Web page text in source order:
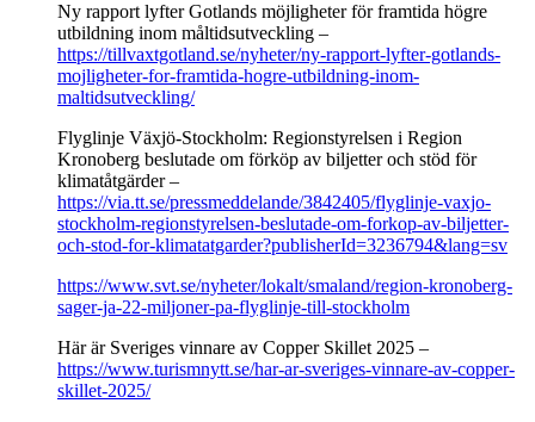
Ny rapport lyfter Gotlands möjligheter för framtida högre
utbildning inom måltidsutveckling –
https://tillvaxtgotland.se/nyheter/ny-rapport-lyfter-gotlands-
mojligheter-for-framtida-hogre-utbildning-inom-
maltidsutveckling/
Flyglinje Växjö-Stockholm: Regionstyrelsen i Region
Kronoberg beslutade om förköp av biljetter och stöd för
klimatåtgärder –
https://via.tt.se/pressmeddelande/3842405/flyglinje-vaxjo-
stockholm-regionstyrelsen-beslutade-om-forkop-av-biljetter-
och-stod-for-klimatatgarder?publisherId=3236794&lang=sv
https://www.svt.se/nyheter/lokalt/smaland/region-kronoberg-
sager-ja-22-miljoner-pa-flyglinje-till-stockholm
Här är Sveriges vinnare av Copper Skillet 2025 –
https://www.turismnytt.se/har-ar-sveriges-vinnare-av-copper-
skillet-2025/